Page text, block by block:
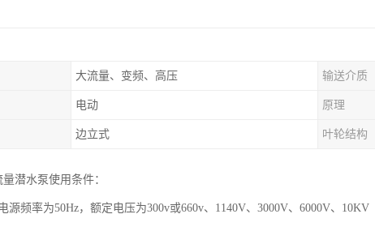
大流量、变频、高压 输送介质
电动 原理
边立式 叶轮结构
量潜水泵使用条件：
源频率为50Hz，额定电压为300v或660v、1140V、3000V、6000V、